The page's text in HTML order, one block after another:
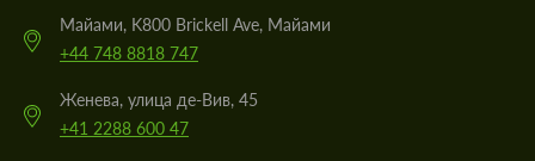
Майами, K800 Brickell Ave, Майами
+44 748 8818 747
Женева, улица де-Вив, 45
+41 2288 600 47